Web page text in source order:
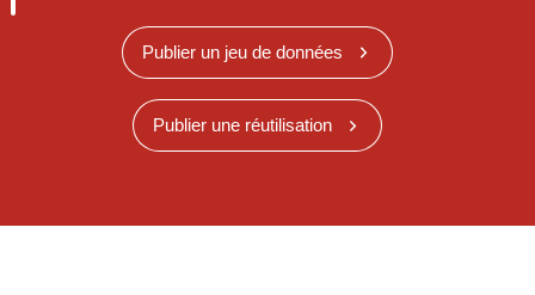
Publier un jeu de données
Publier une réutilisation